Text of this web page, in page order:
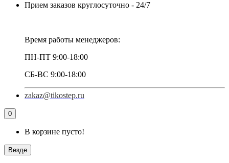
Прием заказов круглосуточно - 24/7
Время работы менеджеров:
ПН-ПТ 9:00-18:00
СБ-ВС 9:00-18:00
zakaz@tikostep.ru
0
В корзине пусто!
Везде